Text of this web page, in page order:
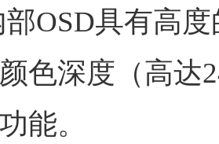
部OSD具有高
色深度（高达
能。